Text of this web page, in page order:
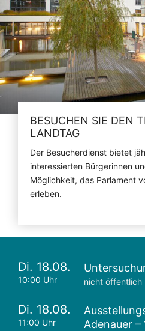
BESUCHEN SIE DEN
LANDTAG
Der Besucherdienst bietet
interessierten Bürgerinnen
Möglichkeit, das Parlament
erleben.
Di. 18.08.
10:00 Uhr nicht öffentlich
Di. 18.08.
11:00 Uhr
Adenauer –